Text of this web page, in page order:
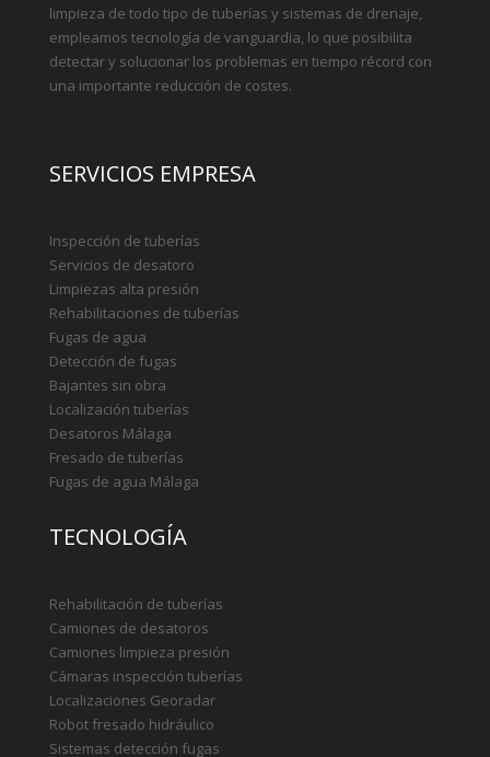
limpieza de todo tipo de tuberías y sistemas de drenaje,
empleamos tecnología de vanguardia, lo que posibilita
detectar y solucionar los problemas en tiempo récord con
una importante reducción de costes.
SERVICIOS EMPRESA
Inspección de tuberías
Servicios de desatoro
Limpiezas alta presión
Rehabilitaciones de tuberías
Fugas de agua
Detección de fugas
Bajantes sin obra
Localización tuberías
Desatoros Málaga
Fresado de tuberías
Fugas de agua Málaga
TECNOLOGÍA
Rehabilitación de tuberías
Camiones de desatoros
Camiones limpieza presión
Cámaras inspección tuberías
Localizaciones Georadar
Robot fresado hidráulico
Sistemas detección fugas